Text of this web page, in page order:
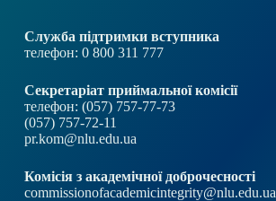
Служба підтримки вступника
телефон: 0 800 311 777
Секретаріат приймальної комісії
телефон: (057) 757-77-73
(057) 757-72-11
pr.kom@nlu.edu.ua
Комісія з академічної доброчесності
commissionofacademicintegrity@nlu.edu.ua